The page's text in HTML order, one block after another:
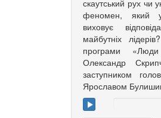
скаутський рух чи
феномен, який
виховує
майбутніх
програми
Олександр
заступником
Ярославом